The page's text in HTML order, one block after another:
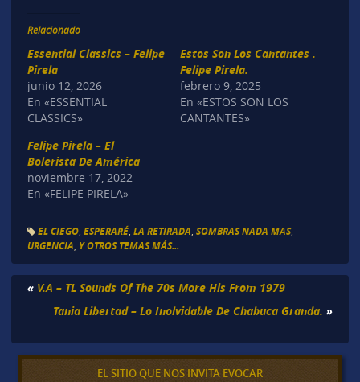
Relacionado
Essential Classics – Felipe
Pirela
junio 12, 2026
En «ESSENTIAL
CLASSICS»
Estos Son Los Cantantes .
Felipe Pirela.
febrero 9, 2025
En «ESTOS SON LOS
CANTANTES»
Felipe Pirela – El
Bolerista De América
noviembre 17, 2022
En «FELIPE PIRELA»
EL CIEGO, ESPERARÉ, LA RETIRADA, SOMBRAS NADA MAS,
URGENCIA, Y OTROS TEMAS MÁS...
« V.A – TL Sounds Of The 70s More His From 1979
Tania Libertad – Lo Inolvidable De Chabuca Granda. »
EL SITIO QUE NOS INVITA EVOCAR